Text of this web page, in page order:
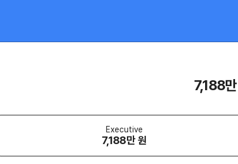
7,188
Executive
7,188만 원